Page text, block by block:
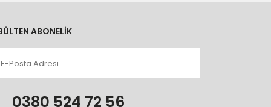
ABONELİK
0380 524 72 56